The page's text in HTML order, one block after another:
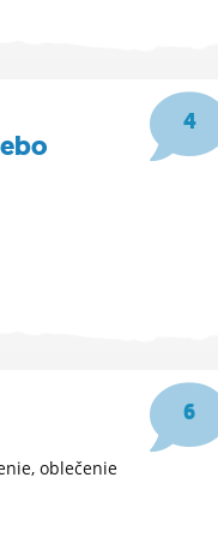
4
6
oblečenie